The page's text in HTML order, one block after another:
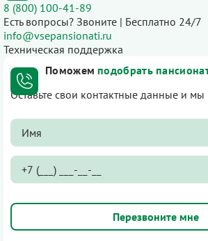
8 (800) 100-41-89
Есть вопросы? Звоните | Бесплатно 24/7
info@vsepansionati.ru
Техническая поддержка
Поможем подобрать
Оставьте свои контактные данные и